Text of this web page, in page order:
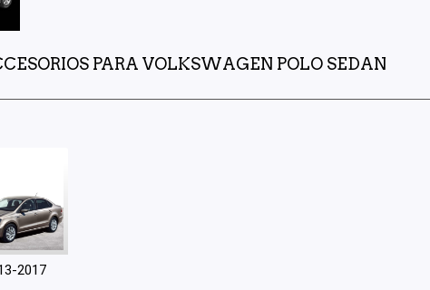
PARA VOLKSWAGEN POLO SEDAN
2017